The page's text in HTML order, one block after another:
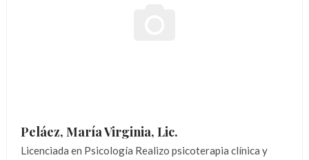
Peláez, María Virginia, Lic.
Licenciada en Psicología Realizo psicoterapia clínica y